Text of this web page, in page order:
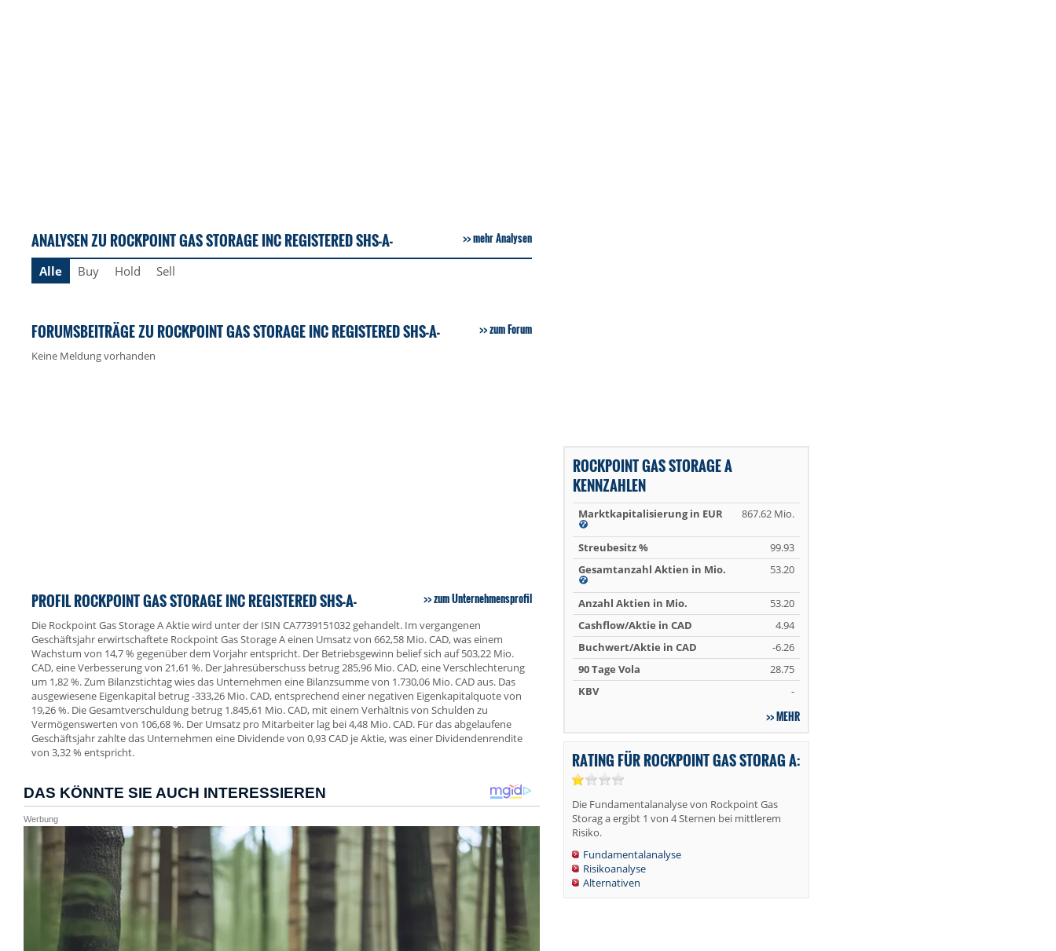
ANALYSEN ZU ROCKPOINT GAS STORAGE INC REGISTERED SHS-A- mehr Analysen
Alle Buy Hold Sell
FORUMSBEITRÄGE ZU ROCKPOINT GAS STORAGE INC REGISTERED SHS-A- zum Forum
Keine Meldung vorhanden
PROFIL ROCKPOINT GAS STORAGE INC REGISTERED SHS-A- zum Unternehmensprofil
Die Rockpoint Gas Storage A Aktie wird unter der ISIN CA7739151032 gehandelt. Im vergangenen
Geschäftsjahr erwirtschaftete Rockpoint Gas Storage A einen Umsatz von 662,58 Mio. CAD, was einem
Wachstum von 14,7 % gegenüber dem Vorjahr entspricht. Der Betriebsgewinn belief sich auf 503,22 Mio.
CAD, eine Verbesserung von 21,61 %. Der Jahresüberschuss betrug 285,96 Mio. CAD, eine Verschlechterung
um 1,82 %. Zum Bilanzstichtag wies das Unternehmen eine Bilanzsumme von 1.730,06 Mio. CAD aus. Das
ausgewiesene Eigenkapital betrug -333,26 Mio. CAD, entsprechend einer negativen Eigenkapitalquote von
19,26 %. Die Gesamtverschuldung betrug 1.845,61 Mio. CAD, mit einem Verhältnis von Schulden zu
Vermögenswerten von 106,68 %. Der Umsatz pro Mitarbeiter lag bei 4,48 Mio. CAD. Für das abgelaufene
Geschäftsjahr zahlte das Unternehmen eine Dividende von 0,93 CAD je Aktie, was einer Dividendenrendite
von 3,32 % entspricht.
ROCKPOINT GAS STORAGE A
KENNZAHLEN
Marktkapitalisierung in EUR 867.62 Mio.
Streubesitz %
99.93
Gesamtanzahl Aktien in Mio.
53.20
Anzahl Aktien in Mio.
53.20
Cashflow/Aktie in CAD
4.94
Buchwert/Aktie in CAD
-6.26
90 Tage Vola
28.75
KBV
-
MEHR
RATING FÜR ROCKPOINT GAS STORAG A:
Die Fundamentalanalyse von Rockpoint Gas
Storag a ergibt 1 von 4 Sternen bei mittlerem
Risiko.
Fundamentalanalyse
Risikoanalyse
Alternativen